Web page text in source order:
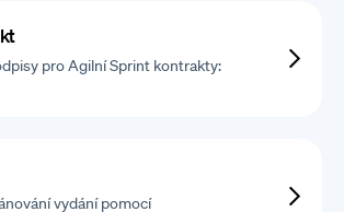
pro Agilní Sprint kontrakty:
vydání pomocí